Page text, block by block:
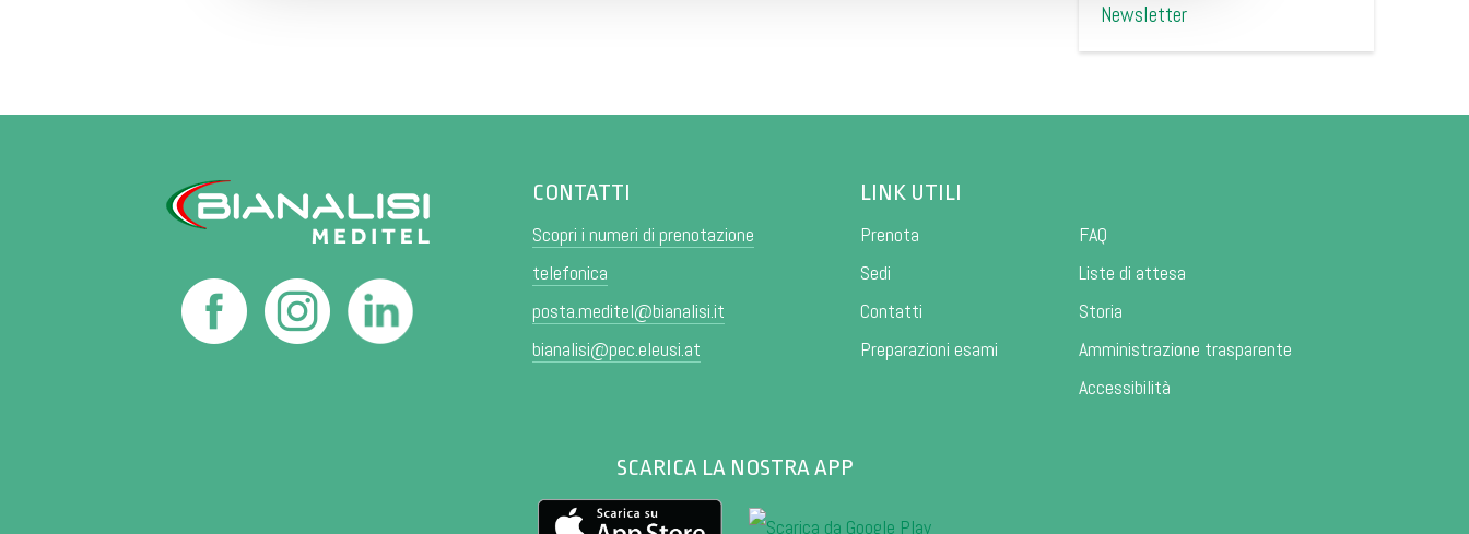
Newsletter
CONTATTI
Scopri i numeri di prenotazione
telefonica
posta.meditel@bianalisi.it
bianalisi@pec.eleusi.at
LINK UTILI
Prenota
Sedi
Contatti
Preparazioni esami
FAQ
Liste di attesa
Storia
Amministrazione trasparente
Accessibilità
SCARICA LA NOSTRA APP